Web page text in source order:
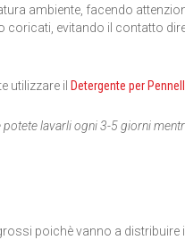
ambiente, facendo
coricati, evitando il contatto
utilizzare il Detergente per
lavarli ogni 3-5 giorni
poichè vanno a